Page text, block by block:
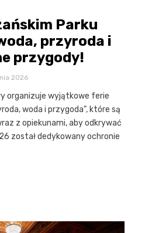
Parku
przyroda i
przygody!
2026
organizuje wyjątkowe ferie
woda i przygoda”, które są
z opiekunami, aby odkrywać
został dedykowany ochronie